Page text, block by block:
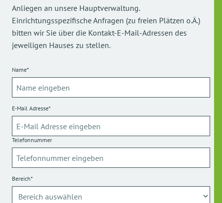
Anliegen an unsere Hauptverwaltung.
Einrichtungsspezifische Anfragen (zu freien Plätzen o.Ä.)
bitten wir Sie über die Kontakt-E-Mail-Adressen des
jeweiligen Hauses zu stellen.
Name*
E-Mail Adresse*
Telefonnummer
Bereich*